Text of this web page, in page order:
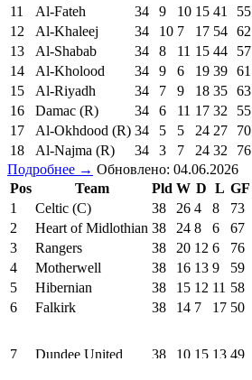
11
Al-Fateh 34 9 10 15 41 55
12
Al-Khaleej 34 10 7 17 54 62
13
Al-Shabab 34 8 11 15 44 57
14
Al-Kholood 34 9 6 19 39 61
15
Al-Riyadh 34 7 9 18 35 63
16
Damac (R) 34 6 11 17 32 55
17
Al-Okhdood (R) 34 5 5 24 27 70
18
Al-Najma (R) 34 3 7 24 32 76
Подробнее → Обновлено: 04.06.2026
Pos
Team Pld W D L GF
1
Celtic (C) 38 26 4 8 73
2
Heart of Midlothian 38 24 8 6 67
3
Rangers 38 20 12 6 76
4
Motherwell 38 16 13 9 59
5
Hibernian 38 15 12 11 58
6
Falkirk 38 14 7 17 50
7 Dundee United 38 10 15 13 49